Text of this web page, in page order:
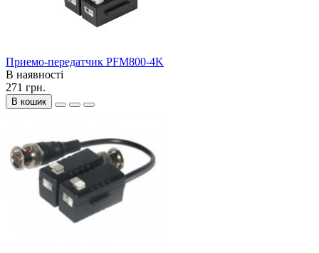
Приемо-передатчик PFM800-4K
В наявності
271 грн.
В кошик